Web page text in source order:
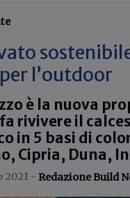
l’outdoor
è la nuova
rivivere il
in 5 basi di
Cipria, Duna,
2021 - Redazione Build